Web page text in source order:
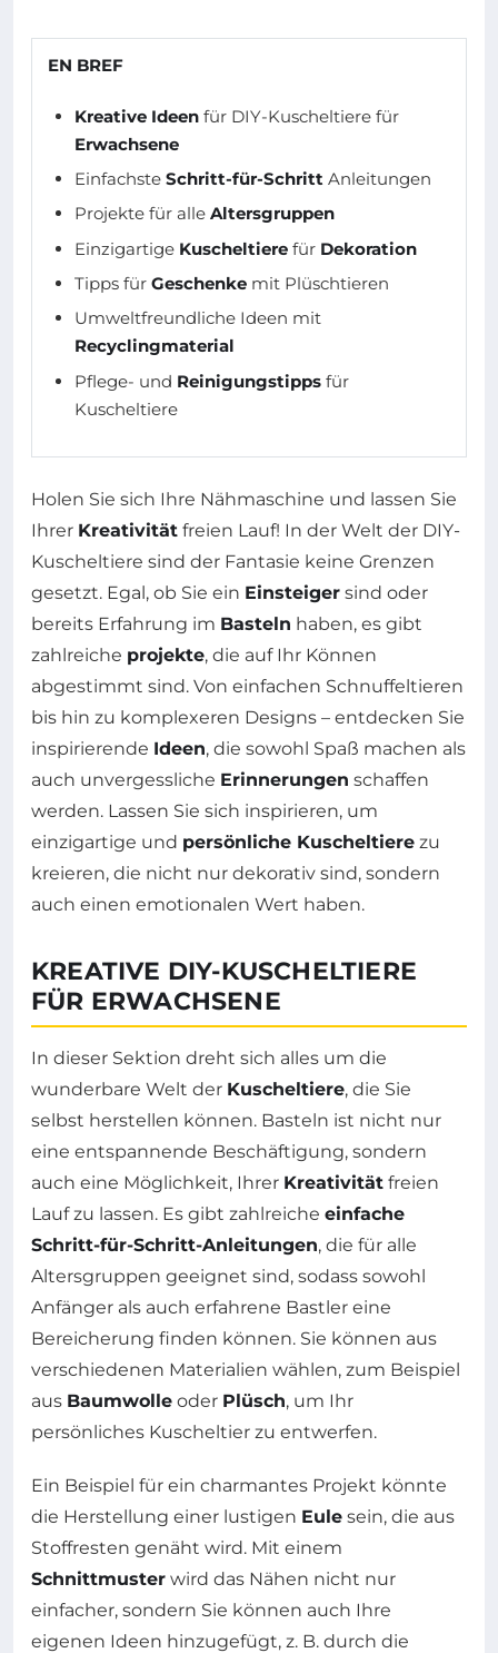
EN BREF
Kreative Ideen für DIY-Kuscheltiere für
Erwachsene
Einfachste Schritt-für-Schritt Anleitungen
Projekte für alle Altersgruppen
Einzigartige Kuscheltiere für Dekoration
Tipps für Geschenke mit Plüschtieren
Umweltfreundliche Ideen mit
Recyclingmaterial
Pflege- und Reinigungstipps für
Kuscheltiere
Holen Sie sich Ihre Nähmaschine und lassen Sie
Ihrer Kreativität freien Lauf! In der Welt der DIY-
Kuscheltiere sind der Fantasie keine Grenzen
gesetzt. Egal, ob Sie ein Einsteiger sind oder
bereits Erfahrung im Basteln haben, es gibt
zahlreiche projekte, die auf Ihr Können
abgestimmt sind. Von einfachen Schnuffeltieren
bis hin zu komplexeren Designs – entdecken Sie
inspirierende Ideen, die sowohl Spaß machen als
auch unvergessliche Erinnerungen schaffen
werden. Lassen Sie sich inspirieren, um
einzigartige und persönliche Kuscheltiere zu
kreieren, die nicht nur dekorativ sind, sondern
auch einen emotionalen Wert haben.
KREATIVE DIY-KUSCHELTIERE
FÜR ERWACHSENE
In dieser Sektion dreht sich alles um die
wunderbare Welt der Kuscheltiere, die Sie
selbst herstellen können. Basteln ist nicht nur
eine entspannende Beschäftigung, sondern
auch eine Möglichkeit, Ihrer Kreativität freien
Lauf zu lassen. Es gibt zahlreiche einfache
Schritt-für-Schritt-Anleitungen, die für alle
Altersgruppen geeignet sind, sodass sowohl
Anfänger als auch erfahrene Bastler eine
Bereicherung finden können. Sie können aus
verschiedenen Materialien wählen, zum Beispiel
aus Baumwolle oder Plüsch, um Ihr
persönliches Kuscheltier zu entwerfen.
Ein Beispiel für ein charmantes Projekt könnte
die Herstellung einer lustigen Eule sein, die aus
Stoffresten genäht wird. Mit einem
Schnittmuster wird das Nähen nicht nur
einfacher, sondern Sie können auch Ihre
eigenen Ideen hinzugefügt, z. B. durch die